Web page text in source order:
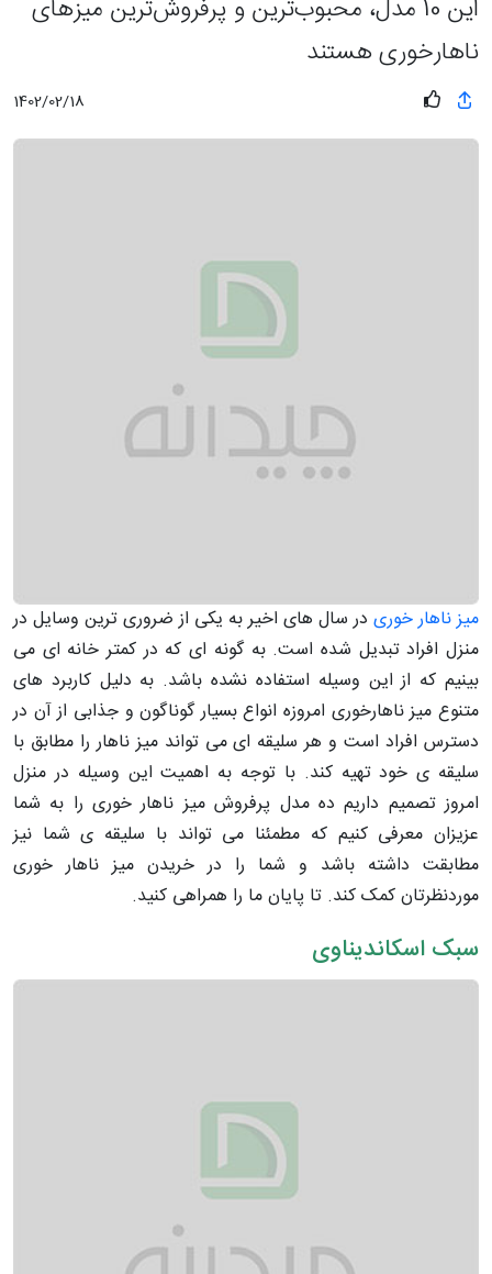
این 10 مدل، محبوب‌ترین و پرفروش‌ترین میزهای
ناهارخوری هستند
1402/02/18
میز ناهار خوری در سال های اخیر به یکی از ضروری ترین وسایل در
منزل افراد تبدیل شده است. به گونه ای که در کمتر خانه ای می
بینیم که از این وسیله استفاده نشده باشد. به دلیل کاربرد های
متنوع میز ناهارخوری امروزه انواع بسیار گوناگون و جذابی از آن در
دسترس افراد است و هر سلیقه ای می تواند میز ناهار را مطابق با
سلیقه ی خود تهیه کند. با توجه به اهمیت این وسیله در منزل
امروز تصمیم داریم ده مدل پرفروش میز ناهار خوری را به شما
عزیزان معرفی کنیم که مطمئنا می تواند با سلیقه ی شما نیز
مطابقت داشته باشد و شما را در خریدن میز ناهار خوری
موردنظرتان کمک کند. تا پایان ما را همراهی کنید.
سبک اسکاندیناوی